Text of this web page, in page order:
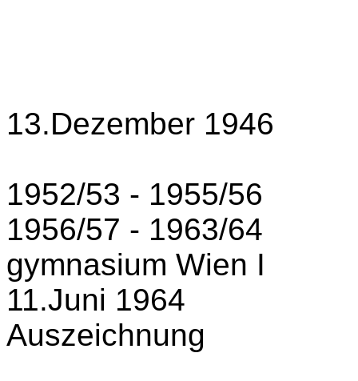
13.Dezember 1946
1952/53 - 1955/56
1956/57 - 1963/64
gymnasium Wien I
11.Juni 1964
Auszeichnung